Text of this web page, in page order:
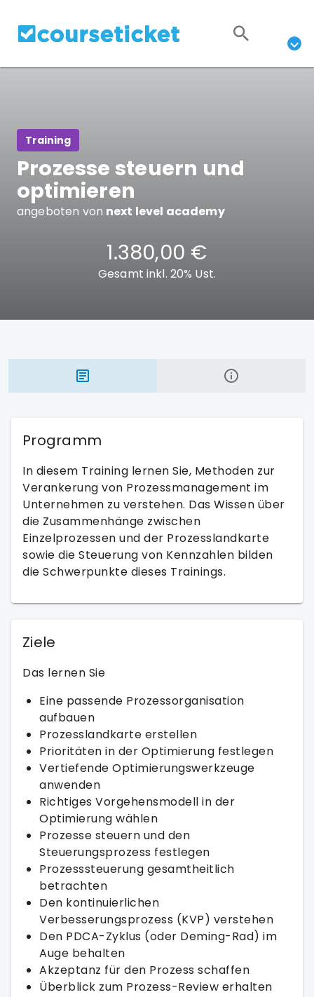
Training
Prozesse steuern und
optimieren
angeboten von next level academy
1.380,00 €
Gesamt inkl. 20% Ust.
Programm
In diesem Training lernen Sie, Methoden zur
Verankerung von Prozessmanagement im
Unternehmen zu verstehen. Das Wissen über
die Zusammenhänge zwischen
Einzelprozessen und der Prozesslandkarte
sowie die Steuerung von Kennzahlen bilden
die Schwerpunkte dieses Trainings.
Ziele
Das lernen Sie
Eine passende Prozessorganisation
aufbauen
Prozesslandkarte erstellen
Prioritäten in der Optimierung festlegen
Vertiefende Optimierungswerkzeuge
anwenden
Richtiges Vorgehensmodell in der
Optimierung wählen
Prozesse steuern und den
Steuerungsprozess festlegen
Prozesssteuerung gesamtheitlich
betrachten
Den kontinuierlichen
Verbesserungsprozess (KVP) verstehen
Den PDCA-Zyklus (oder Deming-Rad) im
Auge behalten
Akzeptanz für den Prozess schaffen
Überblick zum Prozess-Review erhalten